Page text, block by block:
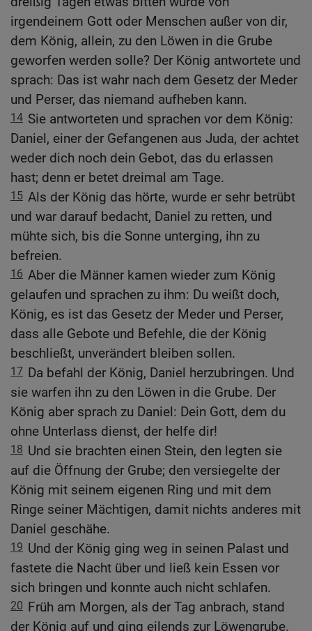
irgendeinem Gott oder Menschen außer von dir,
dem König, allein, zu den Löwen in die Grube
geworfen werden solle? Der König antwortete und
sprach: Das ist wahr nach dem Gesetz der Meder
und Perser, das niemand aufheben kann.
14 Sie antworteten und sprachen vor dem König:
Daniel, einer der Gefangenen aus Juda, der achtet
weder dich noch dein Gebot, das du erlassen
hast; denn er betet dreimal am Tage.
15 Als der König das hörte, wurde er sehr betrübt
und war darauf bedacht, Daniel zu retten, und
mühte sich, bis die Sonne unterging, ihn zu
befreien.
16 Aber die Männer kamen wieder zum König
gelaufen und sprachen zu ihm: Du weißt doch,
König, es ist das Gesetz der Meder und Perser,
dass alle Gebote und Befehle, die der König
beschließt, unverändert bleiben sollen.
17 Da befahl der König, Daniel herzubringen. Und
sie warfen ihn zu den Löwen in die Grube. Der
König aber sprach zu Daniel: Dein Gott, dem du
ohne Unterlass dienst, der helfe dir!
18 Und sie brachten einen Stein, den legten sie
auf die Öffnung der Grube; den versiegelte der
König mit seinem eigenen Ring und mit dem
Ringe seiner Mächtigen, damit nichts anderes mit
Daniel geschähe.
19 Und der König ging weg in seinen Palast und
fastete die Nacht über und ließ kein Essen vor
sich bringen und konnte auch nicht schlafen.
20 Früh am Morgen, als der Tag anbrach, stand
der König auf und ging eilends zur Löwengrube.